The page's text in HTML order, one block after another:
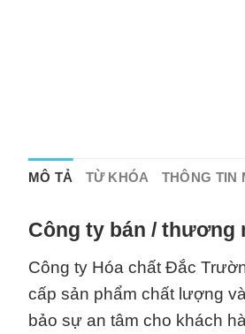
MÔ TẢ TỪ KHÓA THÔNG TIN
Công ty bán / thương
Công ty Hóa chất Đắc
cấp sản phẩm chất lượng
bảo sự an tâm cho khách